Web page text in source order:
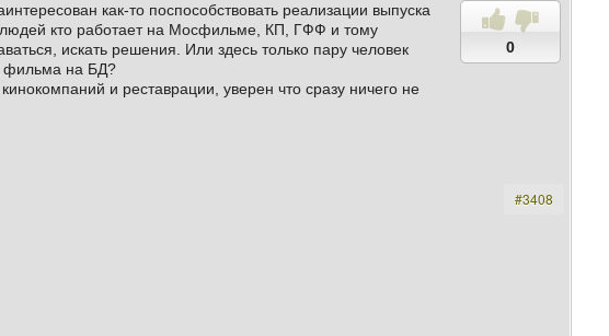
0
как-то поспособствовать реализации выпуска
людей кто работает на Мосфильме, КП, ГФФ и тому
искать решения. Или здесь только пару человек
фильма на БД?
и реставрации, уверен что сразу ничего не
#3408